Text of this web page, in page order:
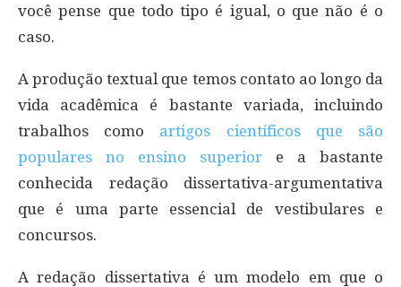
você pense que todo tipo é igual, o que não é o
caso.
A produção textual que temos contato ao longo da
vida acadêmica é bastante variada, incluindo
trabalhos como artigos científicos que são
populares no ensino superior e a bastante
conhecida redação dissertativa-argumentativa
que é uma parte essencial de vestibulares e
concursos.
A redação dissertativa é um modelo em que o